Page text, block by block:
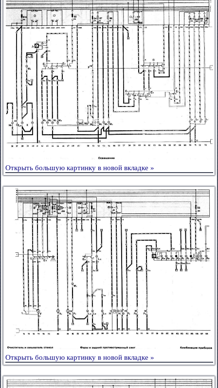
Открыть большую картинку в новой вкладке »
Открыть большую картинку в новой вкладке »